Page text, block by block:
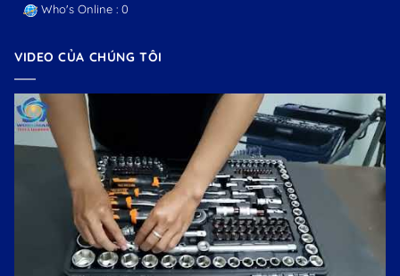
Who's Online : 0
VIDEO CỦA CHÚNG TÔI